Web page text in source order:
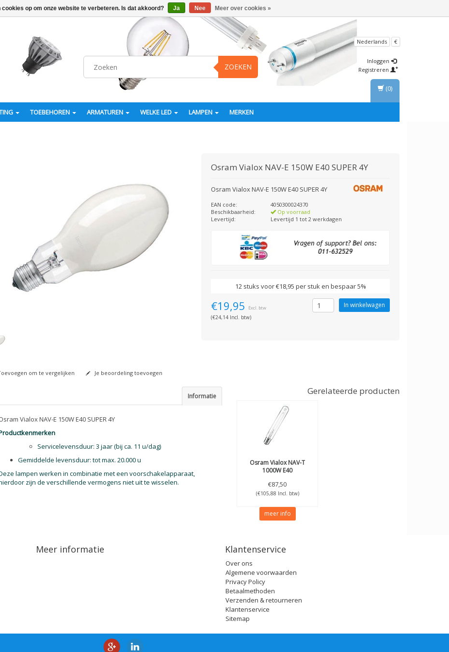
ZOEKEN
Nederlands €
Inloggen
Registreren
TOEBEHOREN ARMATUREN WELKE LED LAMPEN MERKEN
(0)
Osram Vialox NAV-E 150W E40 SUPER 4Y
Osram Vialox NAV-E 150W E40 SUPER 4Y
EAN code:
4050300024370
Beschikbaarheid:
Op voorraad
Levertijd:
Levertijd 1 tot 2 werkdagen
12 stuks voor €18,95 per stuk en bespaar 5%
€19,95 Excl. btw
(€24,14 Incl. btw)
om te vergelijken Je beoordeling toevoegen
Informatie
Vialox NAV-E 150W E40 SUPER 4Y
Servicelevensduur: 3 jaar (bij ca. 11 u/dag)
Gemiddelde levensduur: tot max. 20.000 u
lampen werken in combinatie met een voorschakelapparaat,
zijn de verschillende vermogens niet uit te wisselen.
Gerelateerde producten
OsramVialox NAV-T
1000W E40
€87,50
(€105,88 Incl. btw)
meer info
Meer informatie Klantenservice
Over ons
Algemene voorwaarden
Privacy Policy
Betaalmethoden
Verzenden & retourneren
Klantenservice
Sitemap
cookies op om onze website te verbeteren. Is dat akkoord? Ja Nee Meer over cookies »